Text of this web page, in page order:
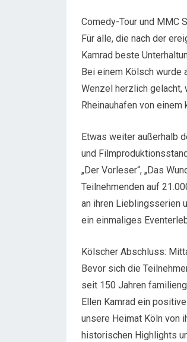
Comedy-Tour und MMC
Für alle, die nach der
Kamrad beste
Bei einem Kölsch wurde
Wenzel herzlich gelacht,
Rheinauhafen von
Etwas weiter außerhalb
und
„Der Vorleser“, „Das
Teilnehmenden auf
an ihren Lieblingsserien
ein einmaliges
Kölscher Abschluss:
Bevor sich die
seit 150 Jahren
Ellen Kamrad ein
unsere Heimat Köln von
historischen Highlights